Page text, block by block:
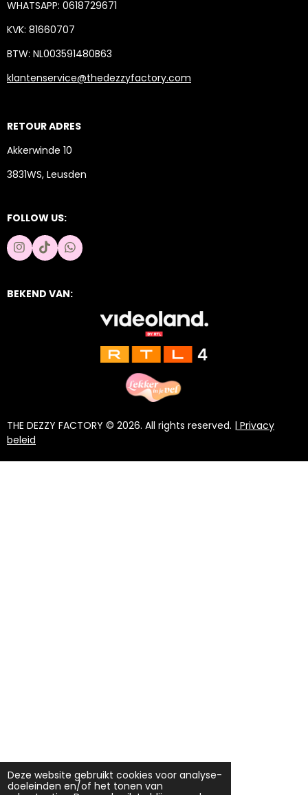
Deze website gebruikt cookies voor analyse-
doeleinden en/of het tonen van
WHATSAPP: 0618729671
KVK: 81660707
BTW: NL003591480B63
klantenservice@thedezzyfactory.com
RETOUR ADRES
Akkerwinde 10
3831WS, Leusden
FOLLOW US:
I
n
a
T
i
o
W
h
s
BEKEND VAN:
THE DEZZY FACTORY © 2026. All rights reserved. | Privacy
beleid